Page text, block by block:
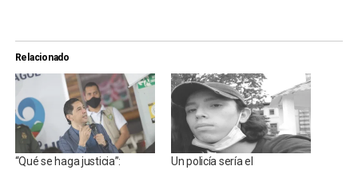
Relacionado
“Qué se haga justicia”:
Un policía sería el